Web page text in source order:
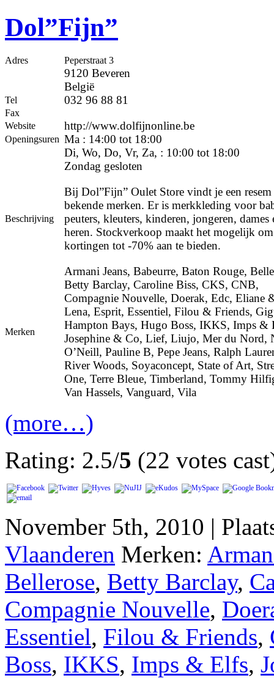
Dol”Fijn”
Adres Peperstraat 3
9120 Beveren
België
Tel 032 96 88 81
Fax
Website
http://www.dolfijnonline.be
Openingsuren Ma : 14:00 tot 18:00
Di, Wo, Do, Vr, Za, : 10:00 tot 18:00
Zondag gesloten
Beschrijving
Bij Dol”Fijn” Oulet Store vindt je een resem
bekende merken. Er is merkkleding voor
peuters, kleuters, kinderen, jongeren, dames
heren. Stockverkoop maakt het mogelijk
kortingen tot -70% aan te bieden.
Merken
Armani Jeans, Babeurre, Baton Rouge,
Betty Barclay, Caroline Biss, CKS, CNB,
Compagnie Nouvelle, Doerak, Edc, Eliane
Lena, Esprit, Essentiel, Filou & Friends,
Hampton Bays, Hugo Boss, IKKS, Imps &
Josephine & Co, Lief, Liujo, Mer du Nord,
O’Neill, Pauline B, Pepe Jeans, Ralph
River Woods, Soyaconcept, State of Art,
One, Terre Bleue, Timberland, Tommy
Van Hassels, Vanguard, Vila
(more…)
Rating: 2.5/5 (22 votes
November 5th, 2010 |
Vlaanderen Merken:
Bellerose, Betty Barclay,
Compagnie Nouvelle,
Essentiel, Filou & Friends,
Boss, IKKS, Imps & Elfs,